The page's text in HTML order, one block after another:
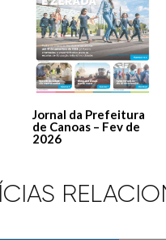
Jornal da Prefeitura
de Canoas – Fev de
2026